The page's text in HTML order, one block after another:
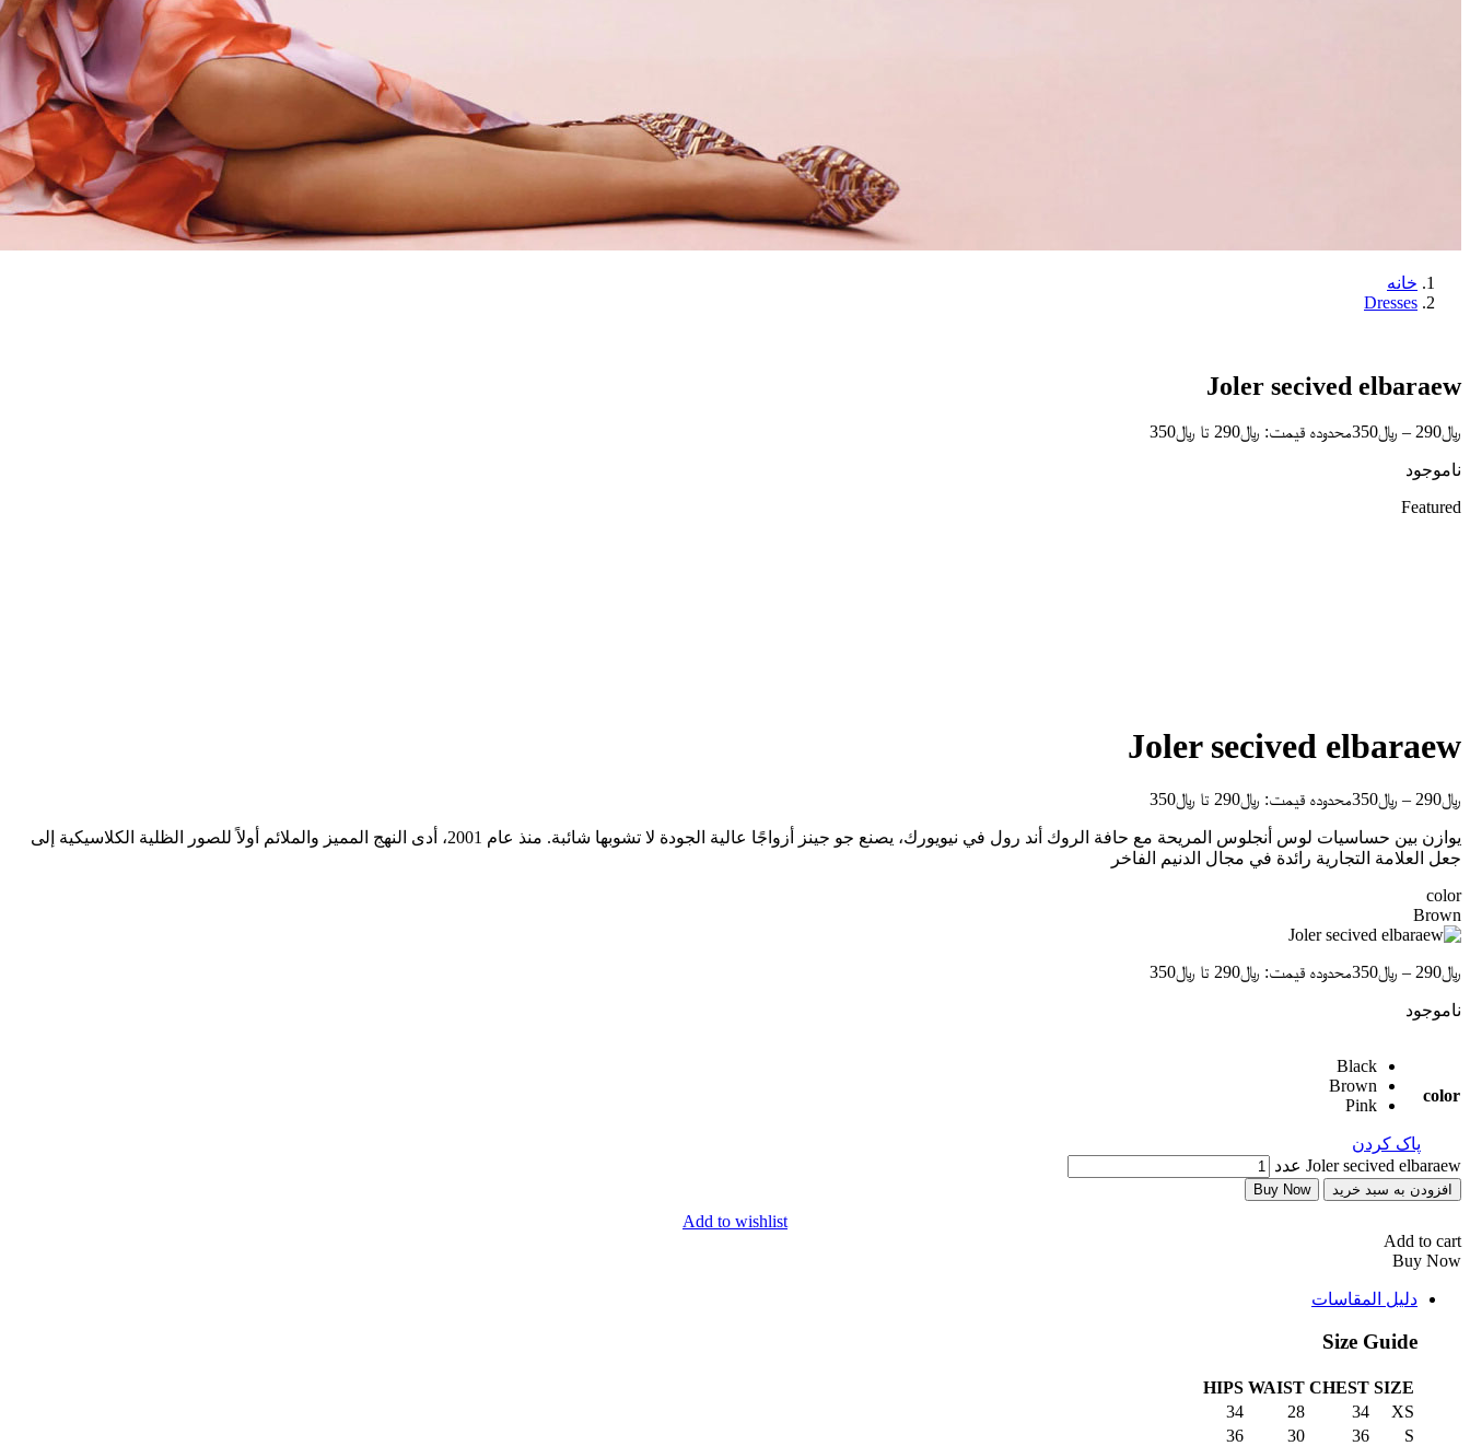
خانه
Dresses
Joler secived elbaraew
﷼290
– ﷼350محدوده قیمت: ﷼290 تا ﷼350
ناموجود
Featured
Joler secived elbaraew
﷼290
– ﷼350محدوده قیمت: ﷼290 تا ﷼350
يوازن بين حساسيات لوس أنجلوس المريحة مع حافة الروك أند رول في نيويورك، يصنع جو جينز أزواجًا عالية الجودة لا تشوبها شائبة. منذ عام 2001، أدى النهج المميز والملائم أولاً للصور الظلية الكلاسيكية إلى
جعل العلامة التجارية رائدة في مجال الدنيم الفاخر
color
Brown
﷼290
– ﷼350محدوده قیمت: ﷼290 تا ﷼350
ناموجود
color
Black
Brown
Pink
پاک کردن
Joler secived elbaraew عدد
افزودن به سبد خرید Buy Now
Add to wishlist
Add to cart
Buy Now
دليل المقاسات
Size Guide
SIZE
CHEST
WAIST
HIPS
XS
34
28
34
S
36
30
36